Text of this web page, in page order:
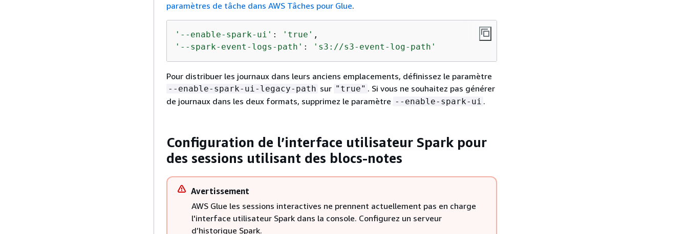
paramètres de tâche dans AWS Tâches pour Glue.
'--enable-spark-ui' : 'true'
'--spark-event-logs-path' : 's3://s3-event-log-path'
Pour distribuer les journaux dans leurs anciens emplacements, définissez le paramètre
--enable-spark-ui-legacy-path sur "true" . Si vous ne souhaitez pas générer
de journaux dans les deux formats, supprimez le paramètre --enable-spark-ui .
Configuration de l’interface utilisateur Spark pour
des sessions utilisant des blocs-notes
Avertissement
AWS Glue les sessions interactives ne prennent actuellement pas en charge
l'interface utilisateur Spark dans la console. Configurez un serveur
d’historique Spark.